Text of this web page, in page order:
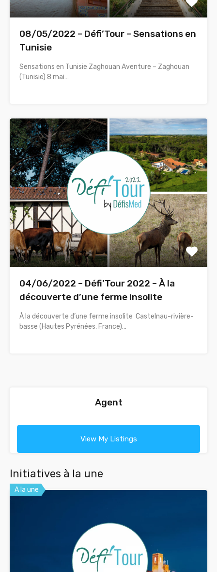
08/05/2022 – Défi’Tour – Sensations en
Tunisie
Sensations en Tunisie Zaghouan Aventure – Zaghouan
(Tunisie) 8 mai…
04/06/2022 – Défi’Tour 2022 – À la
découverte d’une ferme insolite
À la découverte d’une ferme insolite Castelnau-rivière-
basse (Hautes Pyrénées, France)…
Agent
View My Listings
Initiatives à la une
A la une